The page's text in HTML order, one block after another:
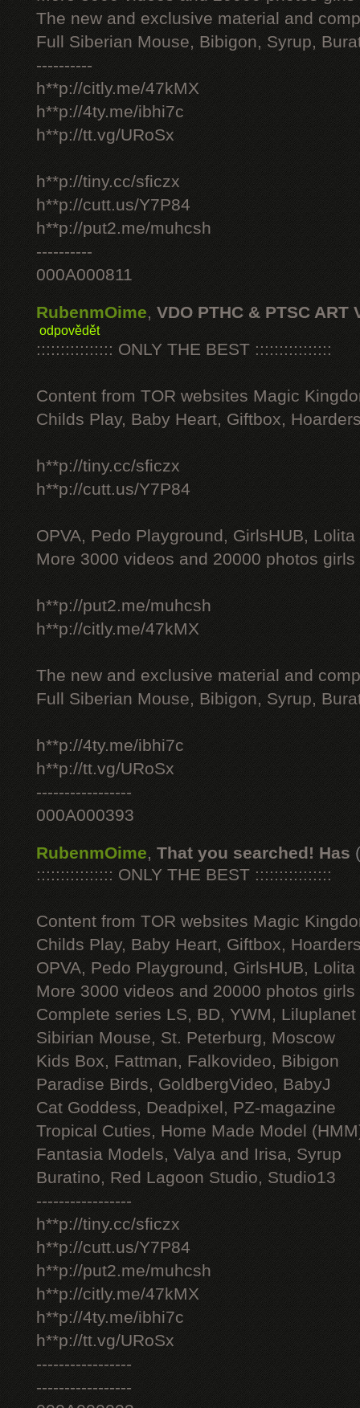
The new and exclusive material and
Full Siberian Mouse, Bibigon, Syrup,
----------
h**p://citly.me/47kMX
h**p://4ty.me/ibhi7c
h**p://tt.vg/URoSx
h**p://tiny.cc/sficzx
h**p://cutt.us/Y7P84
h**p://put2.me/muhcsh
----------
000A000811
RubenmOime, VDO PTHC & PTSC ART
odpovědět
:::::::::::::::: ONLY THE BEST ::::::::::::::::
Content from TOR websites Magic
Childs Play, Baby Heart, Giftbox,
h**p://tiny.cc/sficzx
h**p://cutt.us/Y7P84
OPVA, Pedo Playground, GirlsHUB, Lolita
More 3000 videos and 20000 photos
h**p://put2.me/muhcsh
h**p://citly.me/47kMX
The new and exclusive material and
Full Siberian Mouse, Bibigon, Syrup,
h**p://4ty.me/ibhi7c
h**p://tt.vg/URoSx
-----------------
000A000393
RubenmOime, That you searched! Has
:::::::::::::::: ONLY THE BEST ::::::::::::::::
Content from TOR websites Magic
Childs Play, Baby Heart, Giftbox,
OPVA, Pedo Playground, GirlsHUB, Lolita
More 3000 videos and 20000 photos
Complete series LS, BD, YWM, Liluplanet
Sibirian Mouse, St. Peterburg, Moscow
Kids Box, Fattman, Falkovideo, Bibigon
Paradise Birds, GoldbergVideo, BabyJ
Cat Goddess, Deadpixel, PZ-magazine
Tropical Cuties, Home Made Model
Fantasia Models, Valya and Irisa, Syrup
Buratino, Red Lagoon Studio, Studio13
-----------------
h**p://tiny.cc/sficzx
h**p://cutt.us/Y7P84
h**p://put2.me/muhcsh
h**p://citly.me/47kMX
h**p://4ty.me/ibhi7c
h**p://tt.vg/URoSx
-----------------
-----------------